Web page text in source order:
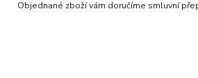
Objednané zboží vám doručíme smluvní